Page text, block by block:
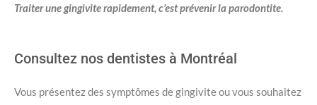
Traiter une gingivite rapidement, c’est prévenir la parodontite.
Consultez nos dentistes à Montréal
Vous présentez des symptômes de gingivite ou vous souhaitez